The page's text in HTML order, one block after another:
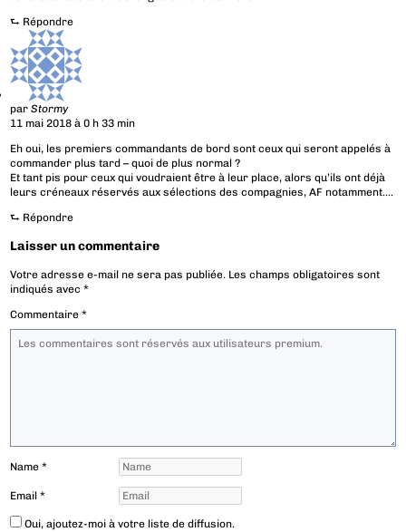
⮑ Répondre
parStormy
11 mai 2018 à 0 h 33 min
Eh oui, les premiers commandants de bord sont ceux qui seront appelés à
commander plus tard – quoi de plus normal ?
Et tant pis pour ceux qui voudraient être à leur place, alors qu’ils ont déjà
leurs créneaux réservés aux sélections des compagnies, AF notamment….
⮑ Répondre
Laisser un commentaire
Votre adresse e-mail ne sera pas publiée. Les champs obligatoires sont
indiqués avec*
Commentaire*
Name*
Email*
Oui, ajoutez-moi à votre liste de diffusion.